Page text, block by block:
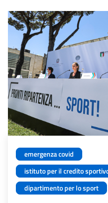
emergenza covid
istituto per il credito
dipartimento per lo sport